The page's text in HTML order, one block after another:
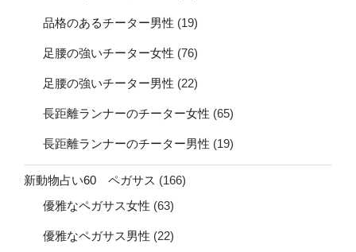
品格のあるチーター男性 (19)
足腰の強いチーター女性 (76)
足腰の強いチーター男性 (22)
長距離ランナーのチーター女性 (65)
長距離ランナーのチーター男性 (19)
新動物占い60 ペガサス (166)
優雅なペガサス女性 (63)
優雅なペガサス男性 (22)